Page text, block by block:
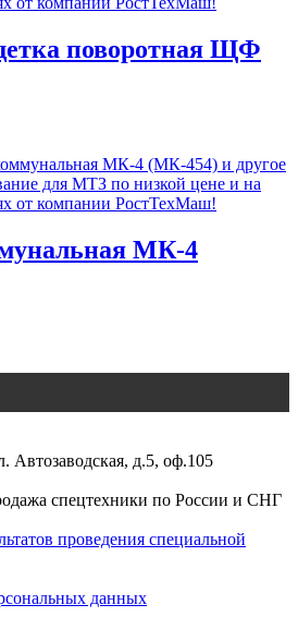
поворотная ЩФ
МК-4
Автозаводская, д.5, оф.105
спецтехники по России и СНГ
проведения специальной
данных